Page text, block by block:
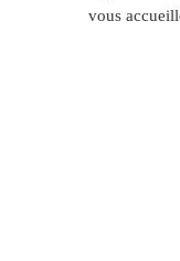
vous